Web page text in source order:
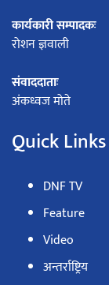
कार्यकारी सम्पादकः
रोशन ज्ञवाली
संवाददाताः
अंकध्वज मोते
Quick Links
DNF TV
Feature
Video
अन्तर्राष्ट्रिय